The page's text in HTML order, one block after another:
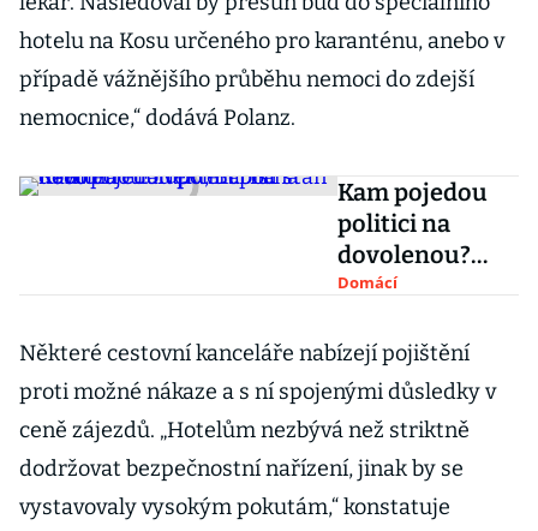
hotelu na Kosu určeného pro karanténu, anebo v
případě vážnějšího průběhu nemoci do zdejší
nemocnice,“ dodává Polanz.
Kam pojedou
politici na
dovolenou?
Někteří pod
chalupu, Babiš
na Krétu
Domácí
Některé cestovní kanceláře nabízejí pojištění
proti možné nákaze a s ní spojenými důsledky v
ceně zájezdů. „Hotelům nezbývá než striktně
dodržovat bezpečnostní nařízení, jinak by se
vystavovaly vysokým pokutám,“ konstatuje